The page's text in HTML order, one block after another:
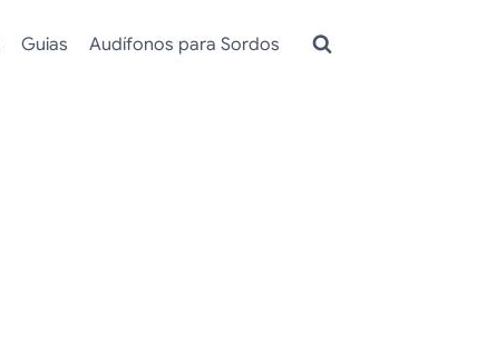
Guias Audífonos para Sordos